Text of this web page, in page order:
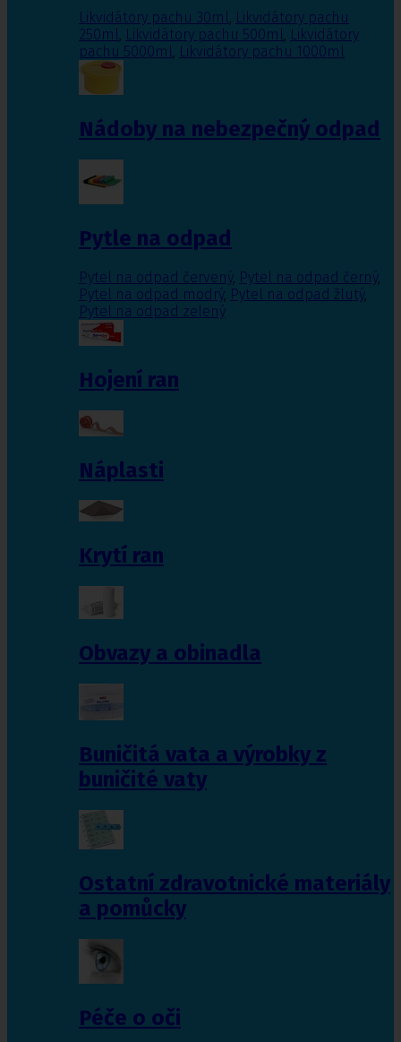
Likvidátory pachu 30ml, Likvidátory pachu
250ml, Likvidátory pachu 500ml, Likvidátory
pachu 5000ml, Likvidátory pachu 1000ml
Nádoby na nebezpečný odpad
Pytle na odpad
Pytel na odpad červený, Pytel na odpad černý,
Pytel na odpad modrý, Pytel na odpad žlutý,
Pytel na odpad zelený
Hojení ran
Náplasti
Krytí ran
Obvazy a obinadla
Buničitá vata a výrobky z
buničité vaty
Ostatní zdravotnické materiály
a pomůcky
Péče o oči